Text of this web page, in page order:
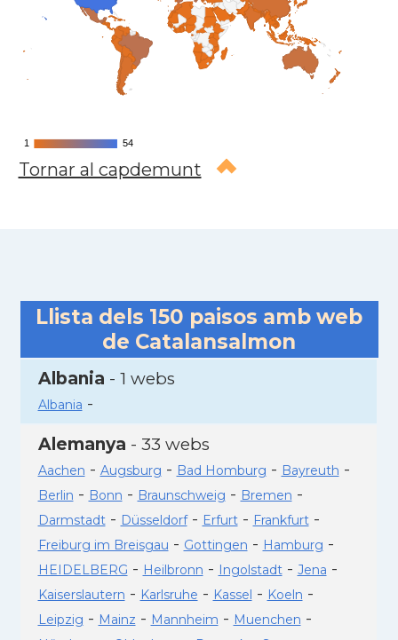
11 54
54
Tornar al capdemunt
Llista dels 150 paisos amb web
de Catalansalmon
Albania - 1 webs
Albania -
Alemanya - 33 webs
Aachen - Augsburg - Bad Homburg - Bayreuth -
Berlin - Bonn - Braunschweig - Bremen -
Darmstadt- Düsseldorf- Erfurt- Frankfurt-
Freiburg im Breisgau - Gottingen - Hamburg -
HEIDELBERG - Heilbronn - Ingolstadt- Jena -
Kaiserslautern - Karlsruhe - Kassel - Koeln -
Leipzig - Mainz - Mannheim - Muenchen -